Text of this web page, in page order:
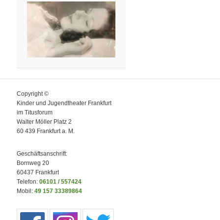
Copyright ©
Kinder und Jugendtheater Frankfurt
im Titusforum
Walter Möller Platz 2
60 439 Frankfurt a. M.
Geschäftsanschrift:
Bornweg 20
60437 Frankfurt
Telefon:06101 / 557424
Mobil:49 157 33389864